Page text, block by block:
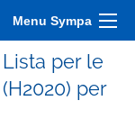
Menu Sympa
per le
per